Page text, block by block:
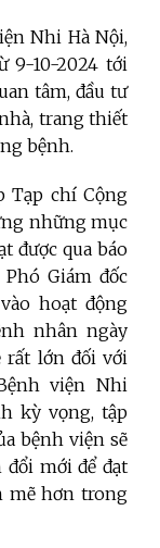
Nhi Hà Nội,
9-10-2024 tới
tâm, đầu tư
trang thiết
bệnh.
Tạp chí Cộng
những mục
được qua báo
Giám đốc
hoạt động
nhân ngày
rất lớn đối với
viện Nhi
kỳ vọng, tập
bệnh viện sẽ
mới để đạt
mẽ hơn trong